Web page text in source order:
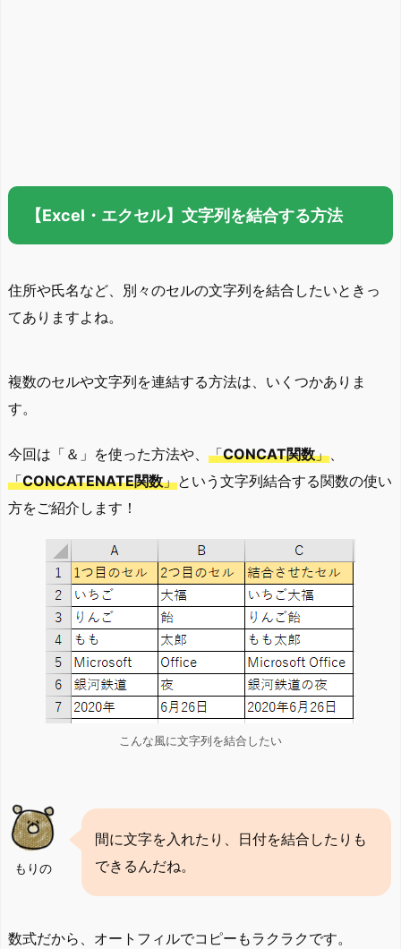
【Excel・エクセル】文字列を結合する方法
住所や氏名など、別々のセルの文字列を結合したいときっ
てありますよね。
複数のセルや文字列を連結する方法は、いくつかありま
す。
今回は「＆」を使った方法や、 「CONCAT関数」
「CONCATENATE関数」という文字列結合する関数の使い
方をご紹介します！
こんな風に文字列を結合したい
もりの
間に文字を入れたり、日付を結合したりも
できるんだね。
数式だから、オートフィルでコピーもラクラクです。